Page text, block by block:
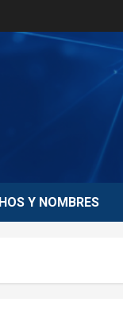
Y NOMBRES